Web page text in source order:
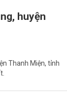
huyện
Thanh Miện, tỉnh